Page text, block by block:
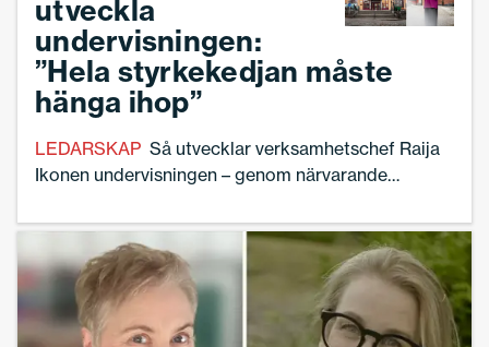
utveckla
undervisningen:
”Hela styrkekedjan måste
hänga ihop”
LEDARSKAP Så utvecklar verksamhetschef Raija
Ikonen undervisningen – genom närvarande